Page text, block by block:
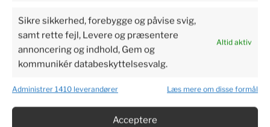
Sikre sikkerhed, forebygge og påvise svig,
samt rette fejl, Levere og præsentere
annoncering og indhold, Gem og
kommunikér databeskyttelsesvalg.
Altid aktiv
Administrer 1410 leverandører Læs mere om disse formål
Acceptere
Bjarne
3
review. Have waited more than a week now. To long to wait.